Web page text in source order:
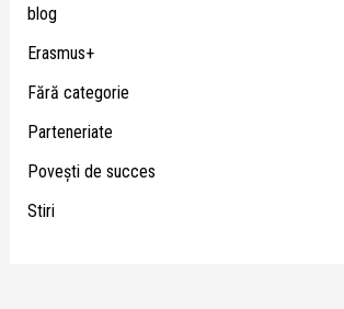
blog
Erasmus+
Fără categorie
Parteneriate
Poveşti de succes
Stiri